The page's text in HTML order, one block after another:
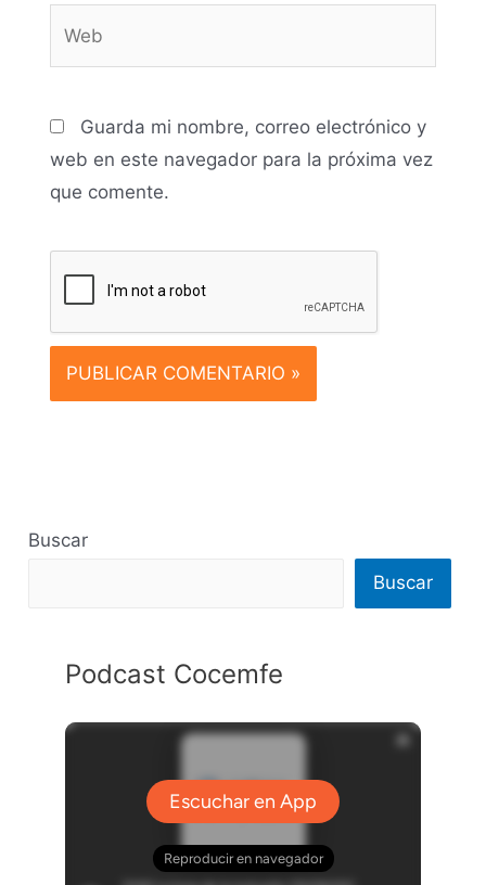
Guarda mi nombre, correo electrónico y
web en este navegador para la próxima vez
que comente.
Buscar
Buscar
Podcast Cocemfe